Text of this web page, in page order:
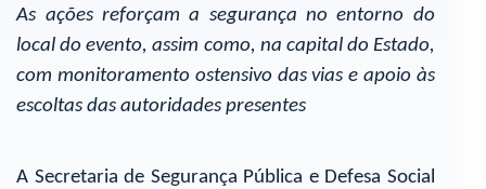
As ações reforçam a segurança no entorno do
local do evento, assim como, na capital do Estado,
com monitoramento ostensivo das vias e apoio às
escoltas das autoridades presentes
A Secretaria de Segurança Pública e Defesa Social